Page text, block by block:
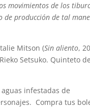
movimientos de los
de producción de tal
Mitson (Sin aliento,
Setsuko. Quinteto de
infestadas de
Compra tus